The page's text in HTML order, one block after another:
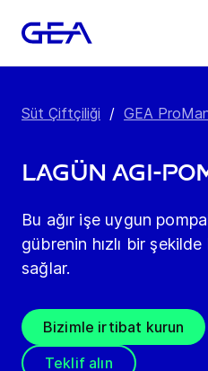
Süt Çiftçiliği / GEA
Lagün Agi-
Bu ağır işe uygun
gübrenin hızlı bir
sağlar.
Bizimle irtibat kurun
Teklif alın